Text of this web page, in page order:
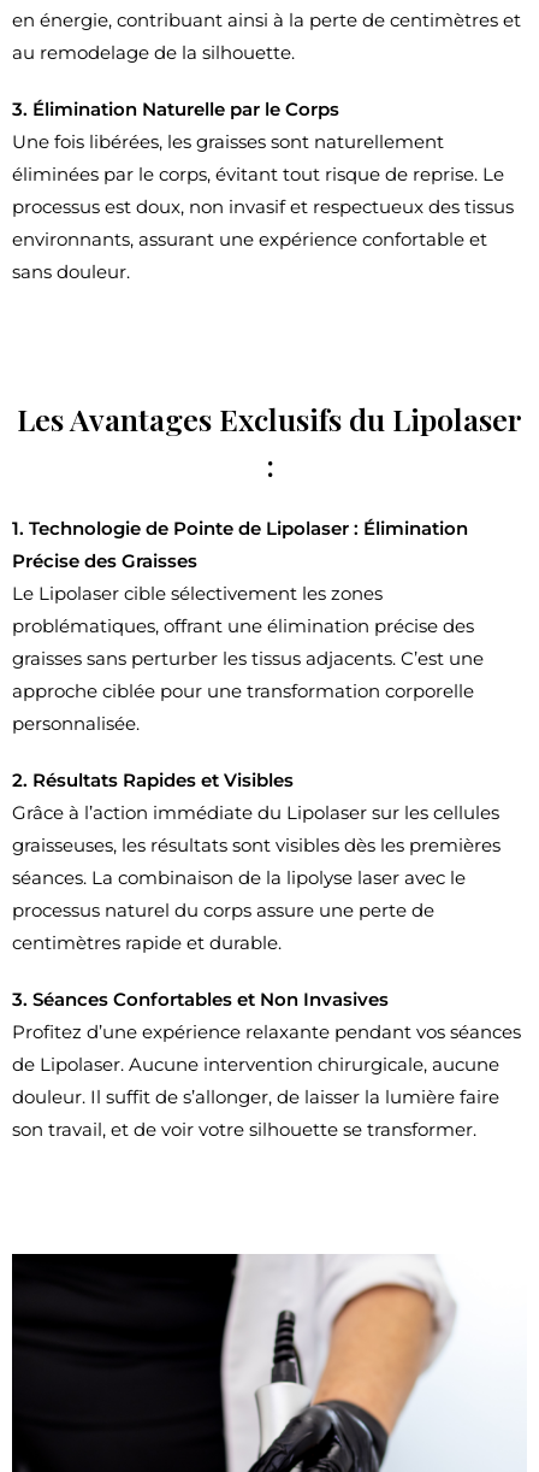
en énergie, contribuant ainsi à la perte de centimètres et
au remodelage de la silhouette.
3. Élimination Naturelle par le Corps
Une fois libérées, les graisses sont naturellement
éliminées par le corps, évitant tout risque de reprise. Le
processus est doux, non invasif et respectueux des tissus
environnants, assurant une expérience confortable et
sans douleur.
Les Avantages Exclusifs du Lipolaser
:
1. Technologie de Pointe de Lipolaser : Élimination
Précise des Graisses
Le Lipolaser cible sélectivement les zones
problématiques, offrant une élimination précise des
graisses sans perturber les tissus adjacents. C’est une
approche ciblée pour une transformation corporelle
personnalisée.
2. Résultats Rapides et Visibles
Grâce à l’action immédiate du Lipolaser sur les cellules
graisseuses, les résultats sont visibles dès les premières
séances. La combinaison de la lipolyse laser avec le
processus naturel du corps assure une perte de
centimètres rapide et durable.
3. Séances Confortables et Non Invasives
Profitez d’une expérience relaxante pendant vos séances
de Lipolaser. Aucune intervention chirurgicale, aucune
douleur. Il suffit de s’allonger, de laisser la lumière faire
son travail, et de voir votre silhouette se transformer.